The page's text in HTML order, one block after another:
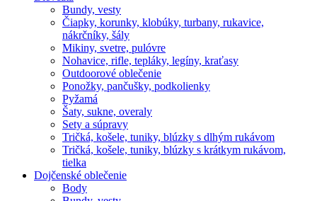
Bundy, vesty
Čiapky, korunky, klobúky, turbany, rukavice,
nákrčníky, šály
Mikiny, svetre, pulóvre
Nohavice, rifle, tepláky, legíny, kraťasy
Outdoorové oblečenie
Ponožky, pančušky, podkolienky
Pyžamá
Šaty, sukne, overaly
Sety a súpravy
Tričká, košele, tuniky, blúzky s dlhým rukávom
Tričká, košele, tuniky, blúzky s krátkym rukávom,
tielka
Dojčenské oblečenie
Body